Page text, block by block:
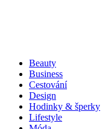
Beauty
Business
Cestování
Design
Hodinky & šperky
Lifestyle